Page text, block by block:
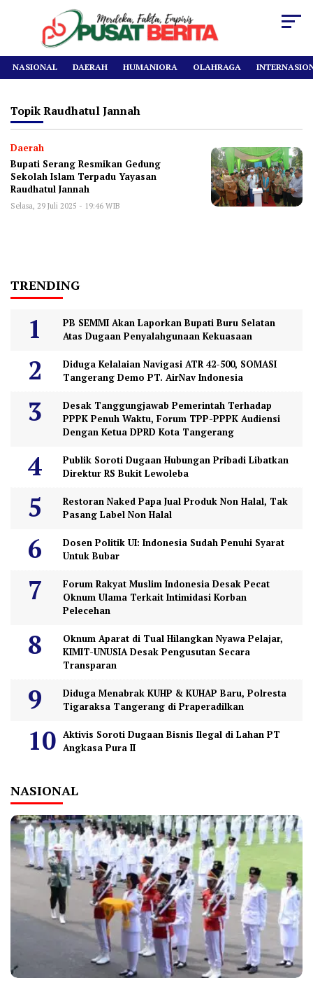
NASIONAL DAERAH HUMANIORA OLAHRAGA
Topik Raudhatul Jannah
Daerah
Bupati Serang Resmikan Gedung
Sekolah Islam Terpadu Yayasan
Raudhatul Jannah
Selasa, 29 Juli 2025 - 19:46 WIB
TRENDING
PB SEMMI Akan Laporkan Bupati Buru Selatan
Atas Dugaan Penyalahgunaan Kekuasaan
Diduga Kelalaian Navigasi ATR 42-500, SOMASI
Tangerang Demo PT. AirNav Indonesia
Desak Tanggungjawab Pemerintah Terhadap
PPPK Penuh Waktu, Forum TPP-PPPK Audiensi
Dengan Ketua DPRD Kota Tangerang
Publik Soroti Dugaan Hubungan Pribadi Libatkan
Direktur RS Bukit Lewoleba
Restoran Naked Papa Jual Produk Non Halal, Tak
Pasang Label Non Halal
Dosen Politik UI: Indonesia Sudah Penuhi Syarat
Untuk Bubar
Forum Rakyat Muslim Indonesia Desak Pecat
Oknum Ulama Terkait Intimidasi Korban
Pelecehan
Oknum Aparat di Tual Hilangkan Nyawa Pelajar,
KIMIT-UNUSIA Desak Pengusutan Secara
Transparan
Diduga Menabrak KUHP & KUHAP Baru, Polresta
Tigaraksa Tangerang di Praperadilkan
Aktivis Soroti Dugaan Bisnis Ilegal di Lahan PT
Angkasa Pura II
NASIONAL